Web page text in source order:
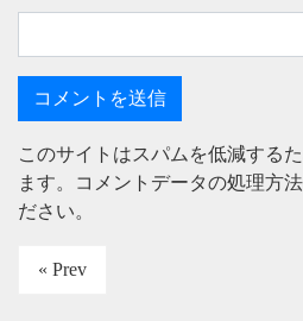
このサイトはスパムを低減する
ます。
コメントデータの処理方
ださい。
« Prev